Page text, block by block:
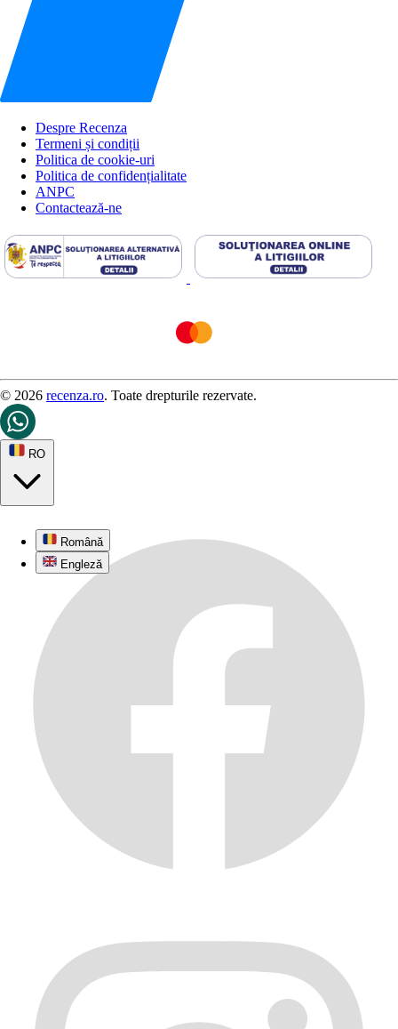
Despre Recenza
Termeni și condiții
Politica de cookie-uri
Politica de confidențialitate
ANPC
Contactează-ne
© 2026 recenza.ro. Toate drepturile rezervate.
RO
Română
Engleză